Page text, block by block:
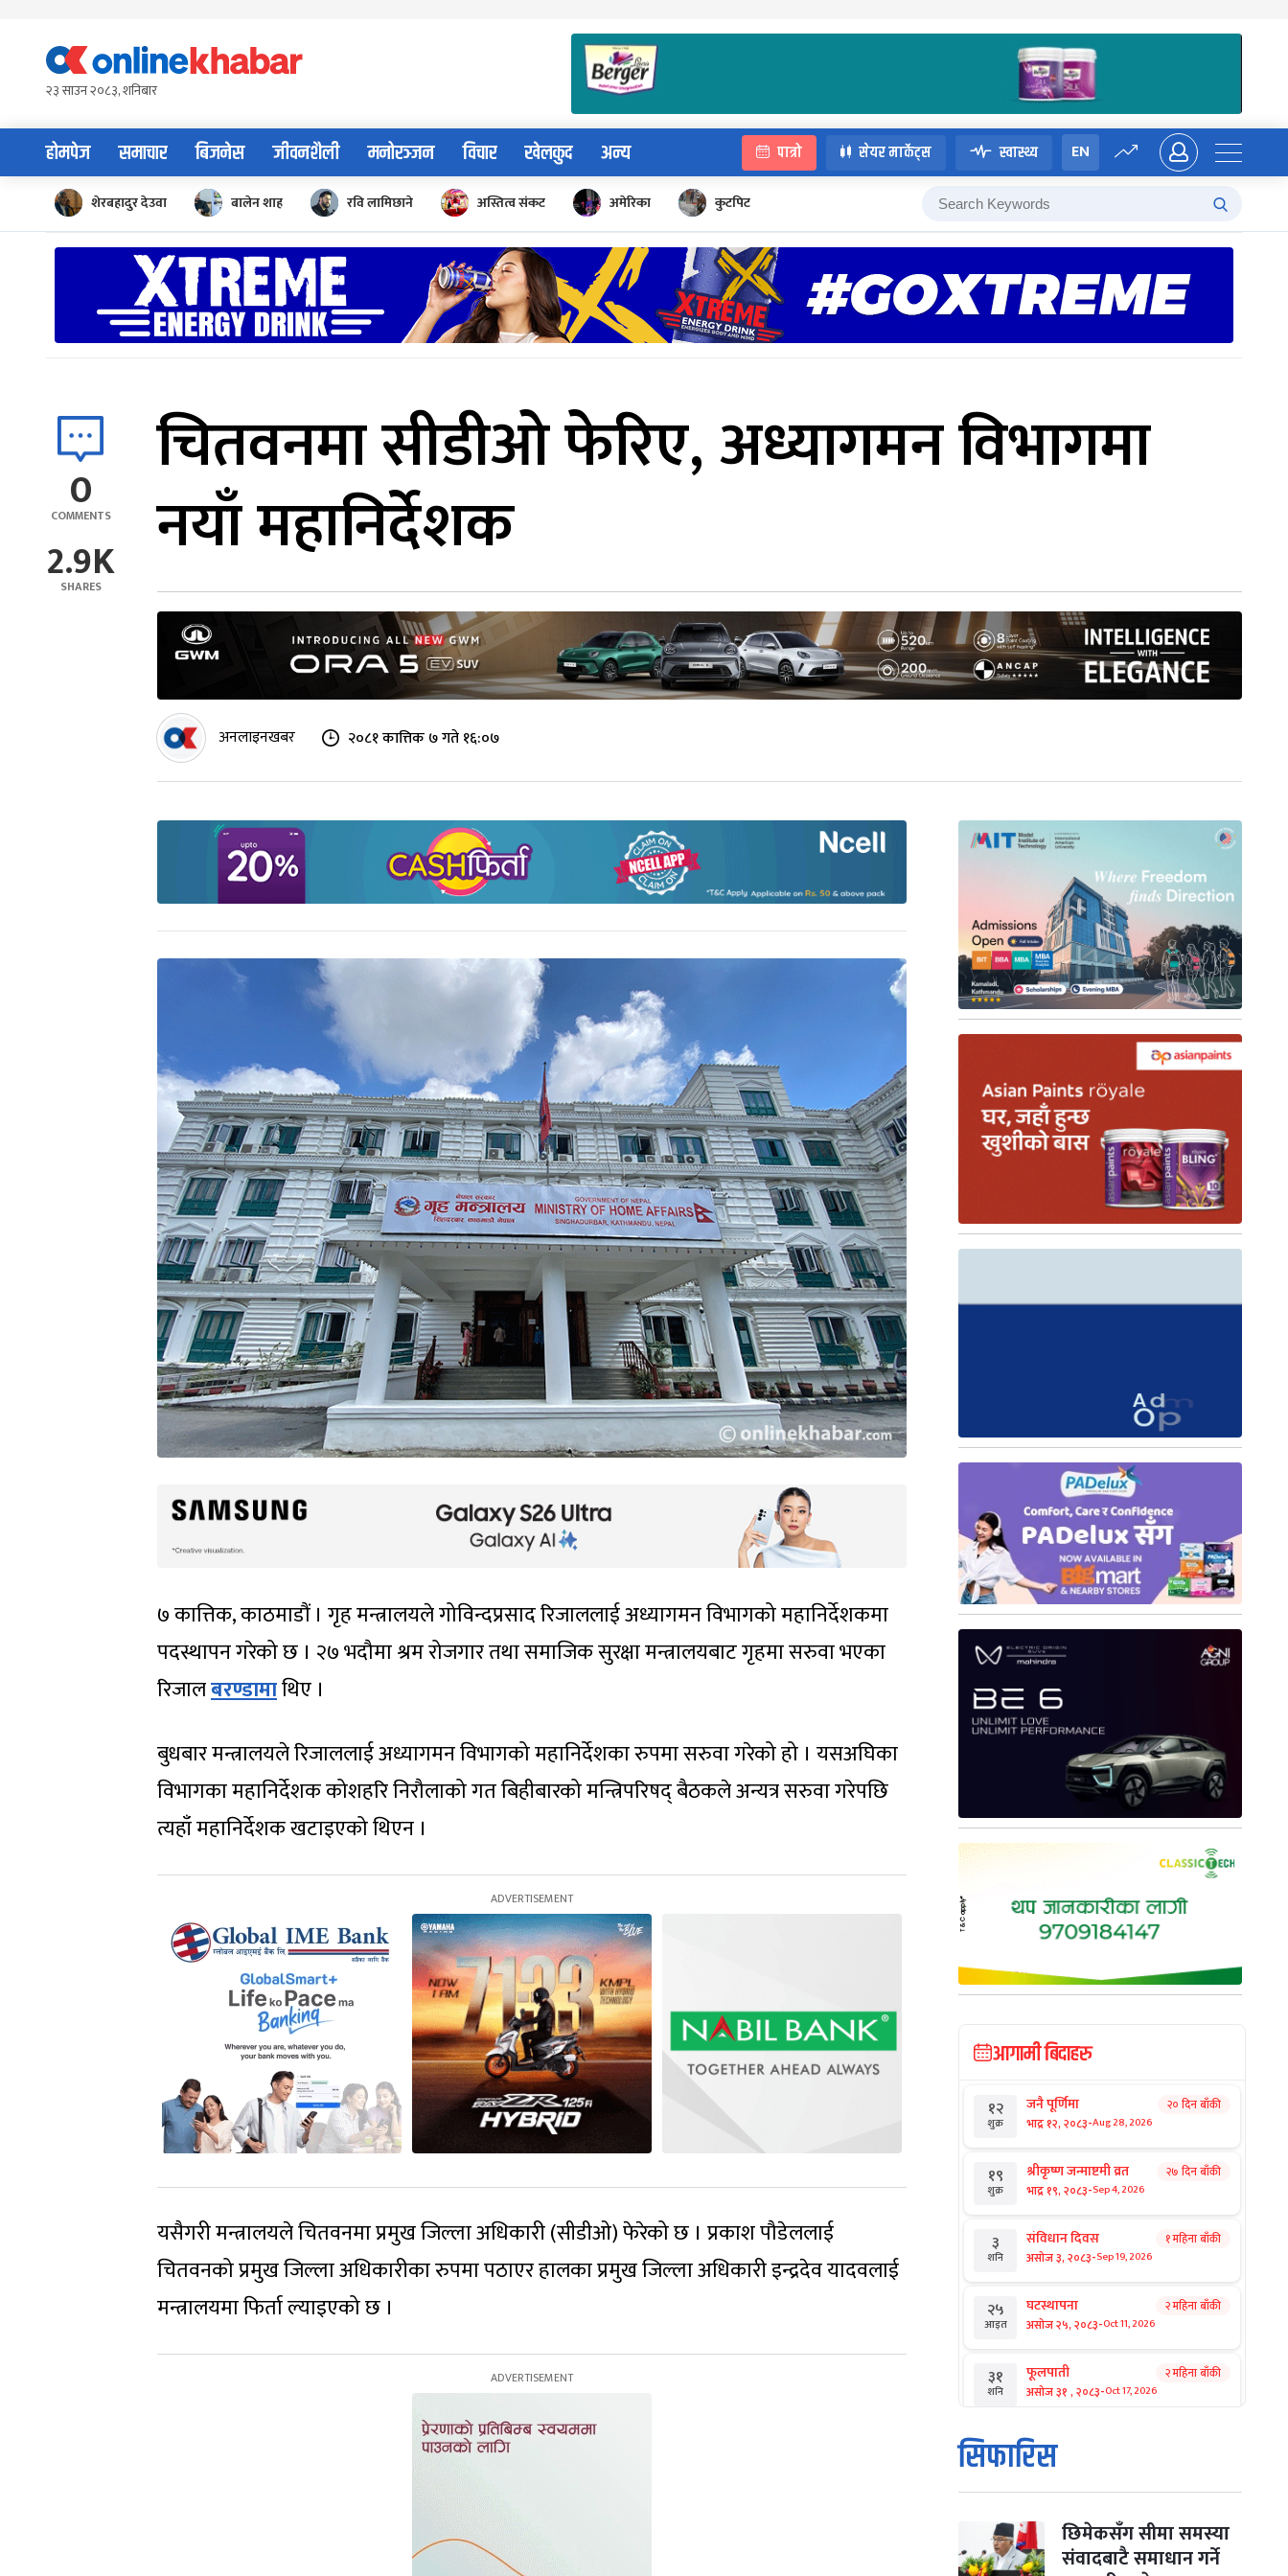
content२३ साउन २०८३, शनिबार
होमपेज समाचार बिजनेस जीवनशैली मनोरञ्जन विचार खेलकुद अन्य पात्रो सेयर मार्केट्स स्वास्थ्य EN
शेरबहादुर देउवा बालेन शाह रवि लामिछाने अस्तित्व संकट अमेरिका कुटपिट
0
COMMENTS
2.9K
SHARES
चितवनमा सीडीओ फेरिए, अध्यागमन विभागमा
नयाँ महानिर्देशक
अनलाइनखबर २०८१ कात्तिक ७ गते १६:०७
७ कात्तिक, काठमाडौं । गृह मन्त्रालयले गोविन्दप्रसाद रिजाललाई अध्यागमन विभागको महानिर्देशकमा
पदस्थापन गरेको छ । २७ भदौमा श्रम रोजगार तथा समाजिक सुरक्षा मन्त्रालयबाट गृहमा सरुवा भएका
रिजालबरण्डामाथिए ।
बुधबार मन्त्रालयले रिजाललाई अध्यागमन विभागको महानिर्देशका रुपमा सरुवा गरेको हो । यसअघिका
विभागका महानिर्देशक कोशहरि निरौलाको गत बिहीबारको मन्त्रिपरिषद् बैठकले अन्यत्र सरुवा गरेपछि
त्यहाँ महानिर्देशक खटाइएको थिएन ।
यसैगरी मन्त्रालयले चितवनमा प्रमुख जिल्ला अधिकारी (सीडीओ) फेरेको छ । प्रकाश पौडेललाई
चितवनको प्रमुख जिल्ला अधिकारीका रुपमा पठाएर हालका प्रमुख जिल्ला अधिकारी इन्द्रदेव यादवलाई
मन्त्रालयमा फिर्ता ल्याइएको छ ।
आगामी बिदाहरु
१२
शुक्र
जनै पूर्णिमा
भाद्र १२, २०८३-Aug 28, 2026
२० दिन बाँकी
१९
शुक्र
श्रीकृष्ण जन्माष्टमी व्रत
भाद्र १९, २०८३-Sep 4, 2026
२७ दिन बाँकी
३
शनि
संविधान दिवस
असोज ३, २०८३-Sep 19, 2026
१ महिना बाँकी
२५
आइत
घटस्थापना
असोज २५, २०८३-Oct 11, 2026
२ महिना बाँकी
३१
शनि
फूलपाती
असोज ३१ , २०८३-Oct 17, 2026
२ महिना बाँकी
१
आइत
कार्तिक सङ्क्रान्ति
कार्तिक १, २०८३
मंगल कार्तिक ३, २०८३-Oct 20, 2026
सिफारिस
छिमेकसँग सीमा समस्या
संवादबाटै समाधान गर्ने